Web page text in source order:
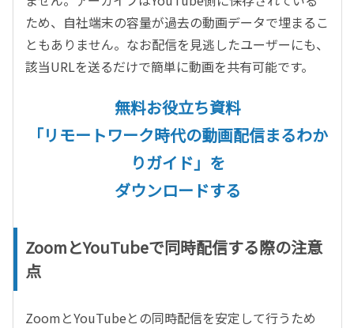
ため、自社端末の容量が過去の動画データで埋まるこ
ともありません。なお配信を見逃したユーザーにも、
該当URLを送るだけで簡単に動画を共有可能です。
無料お役立ち資料
「リモートワーク時代の動画配信まるわか
りガイド」を
ダウンロードする
ZoomとYouTubeで同時配信する際の注意
点
ZoomとYouTubeとの同時配信を安定して行うため